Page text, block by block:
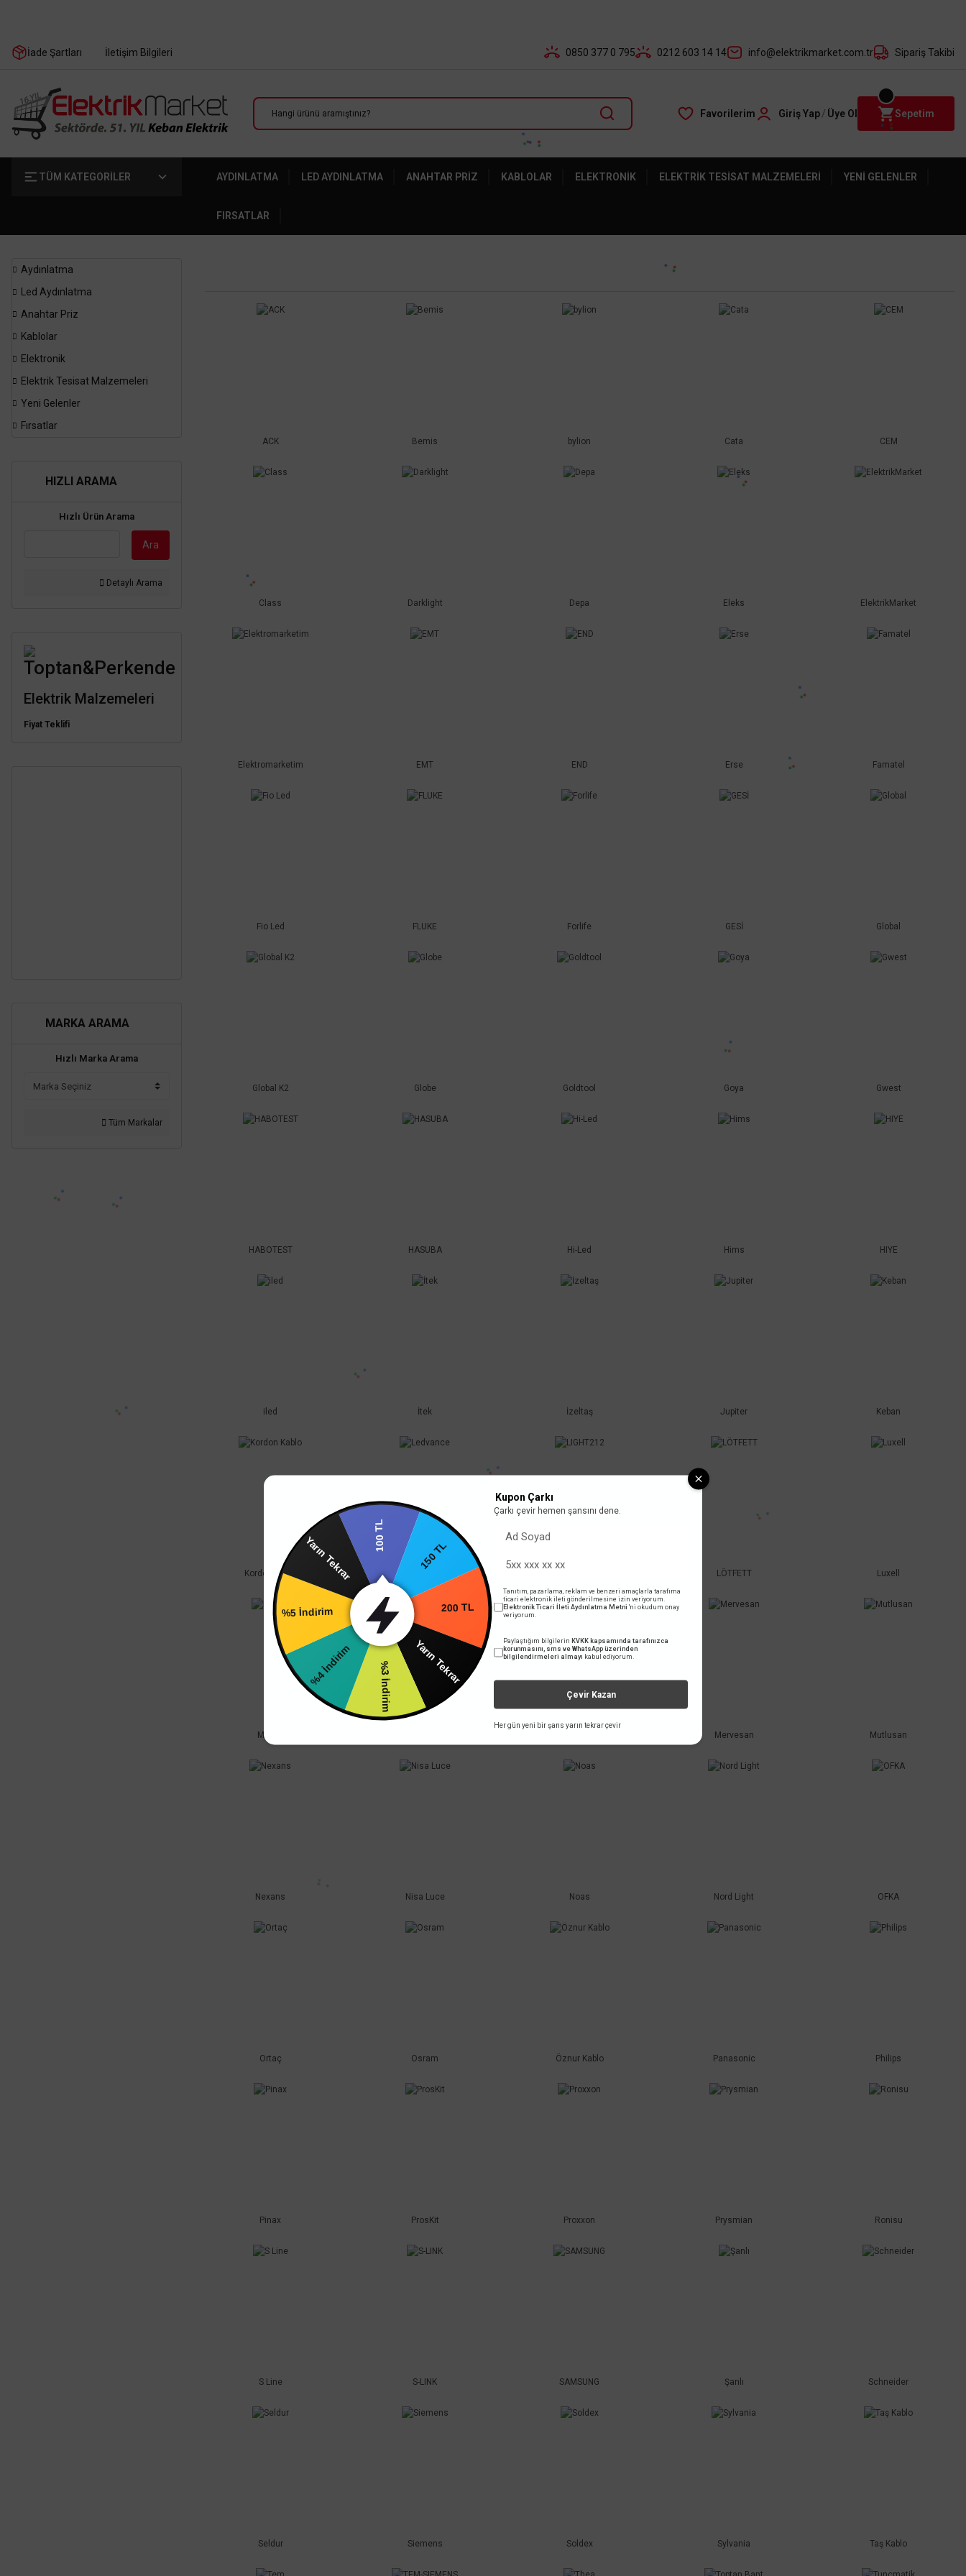
İade Şartları İletişim Bilgileri 0850 377 0 795 0212 603 14 14 info@elektrikmarket.com.tr Sipariş Takibi
Favorilerim Giriş Yap/ Üye Ol Sepetim
TÜM KATEGORİLER AYDINLATMA LED AYDINLATMA ANAHTAR PRIZ KABLOLAR ELEKTRONIK ELEKTRIK TESISAT MALZEMELERI YENI GELENLER
FIRSATLAR
Aydınlatma
Led Aydınlatma
Anahtar Priz
Kablolar
Elektronik
Elektrik Tesisat Malzemeleri
Yeni Gelenler
Fırsatlar
HIZLI ARAMA
Hızlı Ürün Arama
Ara
Detaylı Arama
Toptan&Perkende
Elektrik Malzemeleri
Fiyat Teklifi
MARKA ARAMA
Hızlı Marka Arama
Tüm Markalar
ACK Bemis bylion Cata CEM
Class Darklight Depa Eleks ElektrikMarket
Elektromarketim EMT END Erse Famatel
Fio Led FLUKE Forlife GESİ Global
Global K2 Globe Goldtool Goya Gwest
HABOTEST HASUBA Hi-Led Hims HIYE
iled İtek İzeltaş Jupiter Keban
Kordon Kablo Ledvance LÖTFETT Luxell
Makita Mervesan Mutlusan
Nexans Nisa Luce Noas Nord Light OFKA
Ortaç Osram Öznur Kablo Panasonic Philips
Pinax ProsKit Proxxon Prysmian Ronisu
S Line S-LINK SAMSUNG Şanlı Schneider
Seldur Siemens Soldex Sylvania Taş Kablo
100 TL
150 TL
200 TL
Yarın Tekrar
%3 İndirim
%4 İndirim
%5 İndirim
Yarın Tekrar
Kupon Çarkı
Çarkı çevir hemen şansını dene.
Tanıtım, pazarlama, reklam ve benzeri amaçlarla tarafıma
ticari elektronik ileti gönderilmesine izin veriyorum.
Elektronik Ticari İleti Aydınlatma Metni 'ni okudum onay
veriyorum.
Paylaştığım bilgilerin KVKK kapsamında tarafınızca
korunmasını, sms ve WhatsApp üzerinden
bilgilendirmeleri almayı kabul ediyorum.
Çevir Kazan
Her gün yeni bir şans yarın tekrar çevir